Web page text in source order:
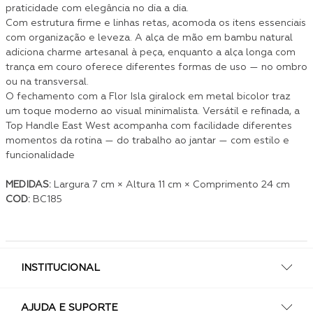
praticidade com elegância no dia a dia.
Com estrutura firme e linhas retas, acomoda os itens essenciais
com organização e leveza. A alça de mão em bambu natural
adiciona charme artesanal à peça, enquanto a alça longa com
trança em couro oferece diferentes formas de uso — no ombro
ou na transversal.
O fechamento com a Flor Isla giralock em metal bicolor traz
um toque moderno ao visual minimalista. Versátil e refinada, a
Top Handle East West acompanha com facilidade diferentes
momentos da rotina — do trabalho ao jantar — com estilo e
funcionalidade
MEDIDAS: Largura 7 cm × Altura 11 cm × Comprimento 24 cm
COD: BC185
INSTITUCIONAL
AJUDA E SUPORTE